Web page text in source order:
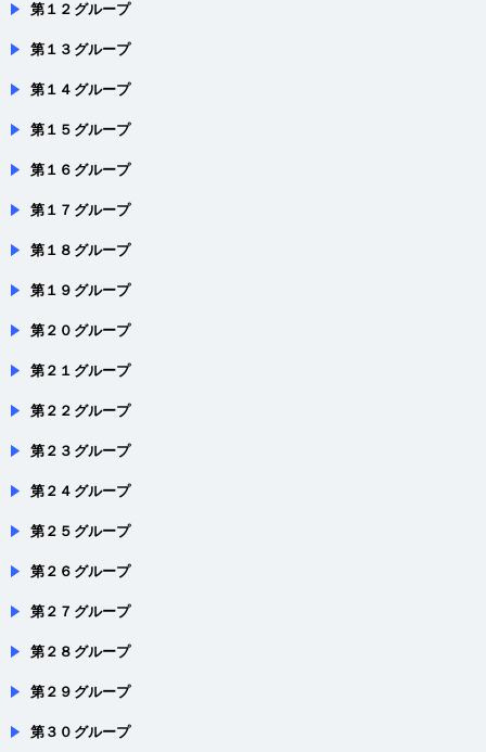
第１３グループ
第１４グループ
第１５グループ
第１６グループ
第１７グループ
第１８グループ
第１９グループ
第２０グループ
第２１グループ
第２２グループ
第２３グループ
第２４グループ
第２５グループ
第２６グループ
第２７グループ
第２８グループ
第２９グループ
第３０グループ
第３１グループ